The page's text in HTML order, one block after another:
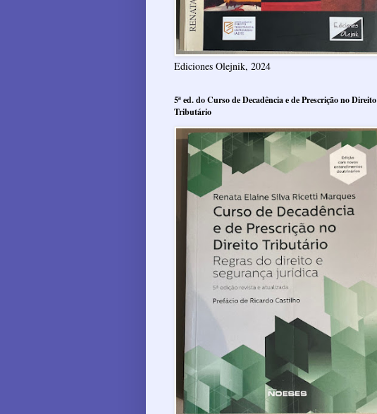
Ediciones Olejnik, 2024
5ª ed. do Curso de Decadência e de Prescrição no Direito
Tributário